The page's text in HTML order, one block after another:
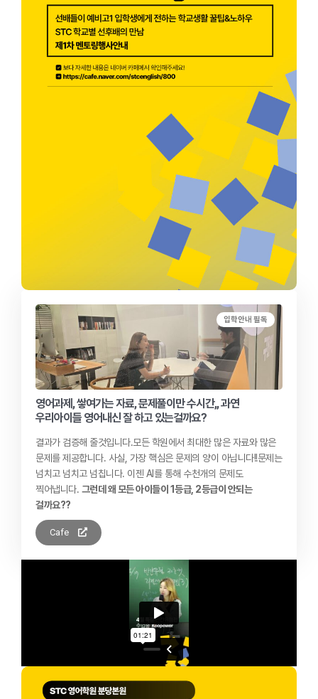
입학안내 필독
영어과제, 쌓여가는 자료, 문제풀이만 수시간,, 과연
우리아이들 영어내신 잘 하고 있는걸까요?
결과가 검증해 줄것입니다. ​ 모든 학원에서 최대한 많은 자료와 많은
문제를 제공합니다. 사실, 가장 핵심은 문제의 양이 아닙니다!! ​ 문제는
넘치고 넘치고 넘칩니다. 이젠 AI를 통해 수천개의 문제도
찍어냅니다. 그런데 왜 모든 아이들이 1등급, 2등급이 안되는
걸까요??
Cafe